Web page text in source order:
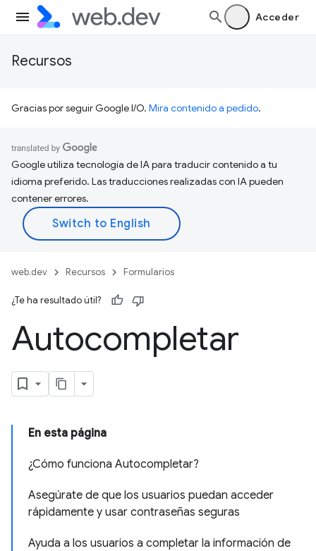
Acceder
Recursos
Gracias por seguir Google I/O. Mira contenido a pedido.
Google utiliza tecnología de IA para traducir contenido a tu
idioma preferido. Las traducciones realizadas con IA pueden
contener errores.
web.dev Recursos Formularios
¿Te ha resultado útil?
Autocompletar
En esta página
¿Cómo funciona Autocompletar?
Asegúrate de que los usuarios puedan acceder
rápidamente y usar contraseñas seguras
Ayuda a los usuarios a completar la información de